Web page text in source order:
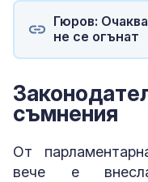
Гюров:
не се огънат
съмнения
От
вече е